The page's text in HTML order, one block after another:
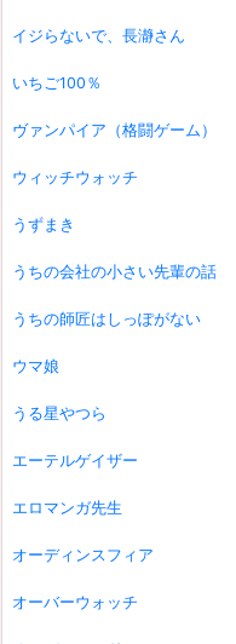
イジらないで、長瀞さん
いちご100％
ヴァンパイア（格闘ゲーム）
ウィッチウォッチ
うずまき
うちの会社の小さい先輩の話
うちの師匠はしっぽがない
ウマ娘
うる星やつら
エーテルゲイザー
エロマンガ先生
オーディンスフィア
オーバーウォッチ